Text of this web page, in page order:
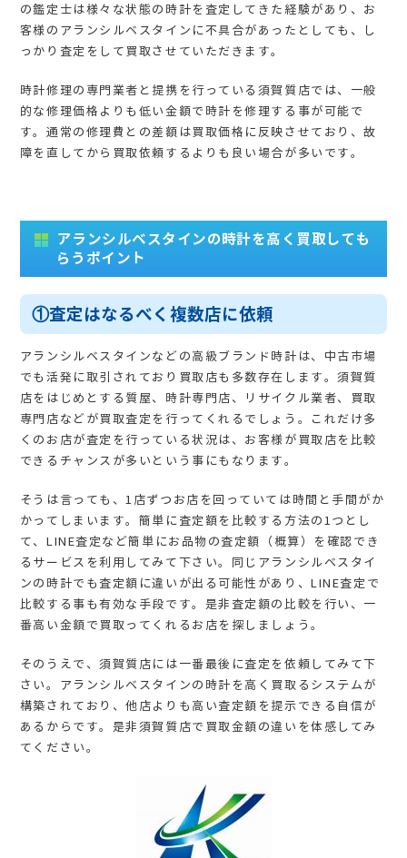
の鑑定士は様々な状態の時計を査定してきた経験があり、お
客様のアランシルベスタインに不具合があったとしても、し
っかり査定をして買取させていただきます。
時計修理の専門業者と提携を行っている須賀質店では、一般
的な修理価格よりも低い金額で時計を修理する事が可能で
す。通常の修理費との差額は買取価格に反映させており、故
障を直してから買取依頼するよりも良い場合が多いです。
アランシルベスタインの時計を高く買取しても
らうポイント
①査定はなるべく複数店に依頼
アランシルベスタインなどの高級ブランド時計は、中古市場
でも活発に取引されており買取店も多数存在します。須賀質
店をはじめとする質屋、時計専門店、リサイクル業者、買取
専門店などが買取査定を行ってくれるでしょう。これだけ多
くのお店が査定を行っている状況は、お客様が買取店を比較
できるチャンスが多いという事にもなります。
そうは言っても、1店ずつお店を回っていては時間と手間がか
かってしまいます。簡単に査定額を比較する方法の1つとし
て、LINE査定など簡単にお品物の査定額（概算）を確認でき
るサービスを利用してみて下さい。同じアランシルベスタイ
ンの時計でも査定額に違いが出る可能性があり、LINE査定で
比較する事も有効な手段です。是非査定額の比較を行い、一
番高い金額で買取ってくれるお店を探しましょう。
そのうえで、須賀質店には一番最後に査定を依頼してみて下
さい。アランシルベスタインの時計を高く買取るシステムが
構築されており、他店よりも高い査定額を提示できる自信が
あるからです。是非須賀質店で買取金額の違いを体感してみ
てください。